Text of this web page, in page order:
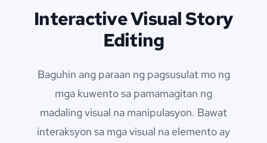
Interactive Visual Story
Editing
Baguhin ang paraan ng pagsusulat mo ng
mga kuwento sa pamamagitan ng
madaling visual na manipulasyon. Bawat
interaksyon sa mga visual na elemento ay